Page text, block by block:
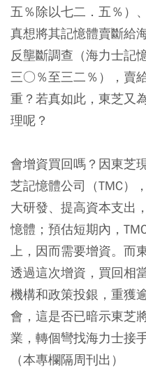
五％除以七二．五％）
真想將其記憶體賣斷給
反壟斷調查（海力士記
三○％至三二％），賣
重？若真如此，東芝又
理呢？
會增資買回嗎？因東芝
芝記憶體公司（TMC）
大研發、提高資本支出
憶體；預估短期內，
上，因而需要增資。而
透過這次增資，買回相
機構和政策投銀，重獲
會，這是否已暗示東芝
業，轉個彎找海力士接
（本專欄隔周刊出）